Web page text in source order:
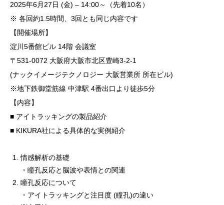
2025年6月27日 (金) – 14:00～（先着10名）
※ 各回約1.5時間、3回とも同じ内容です
【開催場所】
淀川5番館ビル 14階 会議室
〒531-0072 大阪府大阪市北区豊崎3-2-1
(ナックイメージテクノロジー 大阪営業所 所在ビル)
※地下鉄御堂筋線 中津駅 4番出口より徒歩5分
【内容】
■ アイトラッキングの製品紹介
■ KIKURA社による具体的な実例紹介
情感解析の基礎
・瞳孔反応と脳波や表情との関連
瞳孔反応について
・アイトラッキングと注目度 (瞳孔)の違い